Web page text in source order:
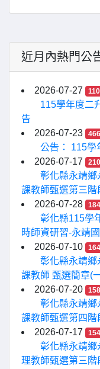
近月內熱門公
2026-07-27
115學年度二
告
2026-07-23
466
公告： 115學
2026-07-17
210
彰化縣永靖鄉
課教師甄選第三階
2026-07-28
184
彰化縣115學
時師資研習-永靖
2026-07-10
164
彰化縣永靖鄉
課教師 甄選簡章(
2026-07-20
158
彰化縣永靖鄉
課教師甄選第四階
2026-07-17
154
彰化縣永靖鄉
理教師甄選第三階